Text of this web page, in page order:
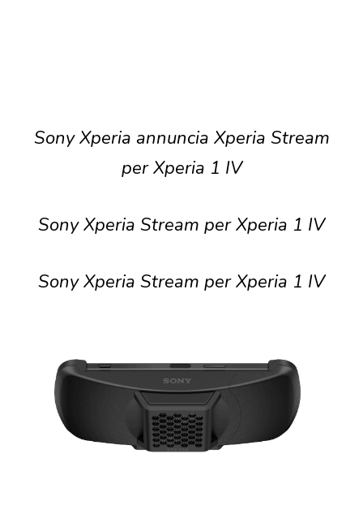
Sony Xperia annuncia Xperia Stream
per Xperia 1 IV
Sony Xperia Stream per Xperia 1 IV
Sony Xperia Stream per Xperia 1 IV